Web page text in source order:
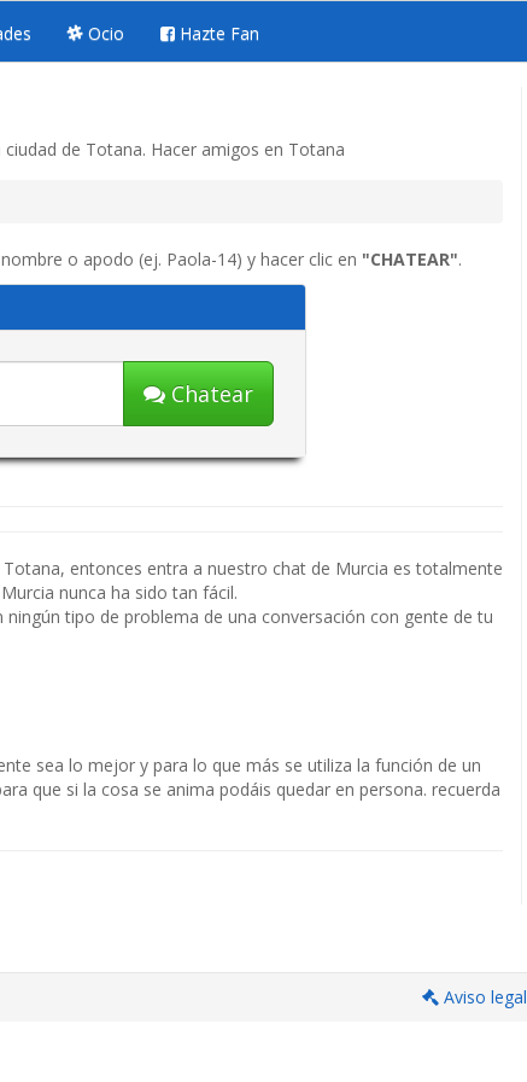
Ocio Hazte Fan
de Totana. Hacer amigos en Totana
o apodo (ej. Paola-14) y hacer clic en "CHATEAR".
Chatear
entonces entra a nuestro chat de Murcia es totalmente
nunca ha sido tan fácil.
tipo de problema de una conversación con gente de tu
sea lo mejor y para lo que más se utiliza la función de un
que si la cosa se anima podáis quedar en persona. recuerda
Aviso legal